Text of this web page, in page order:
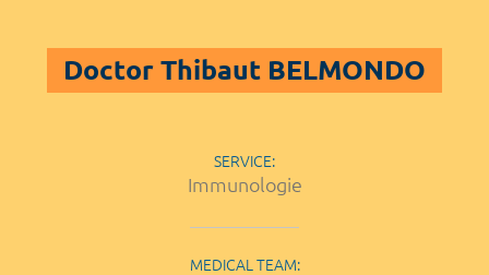
Doctor Thibaut BELMONDO
SERVICE:
Immunologie
MEDICAL TEAM: